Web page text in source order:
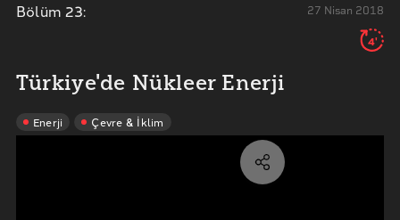
Bölüm 23: 27 Nisan 2018
4'
Türkiye'de Nükleer Enerji
Enerji Çevre & İklim